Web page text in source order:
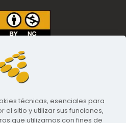
web están
(CC by 4.0)
web y empresa.
técnicas, esenciales para
sitio y utilizar sus funciones,
que utilizamos con fines de